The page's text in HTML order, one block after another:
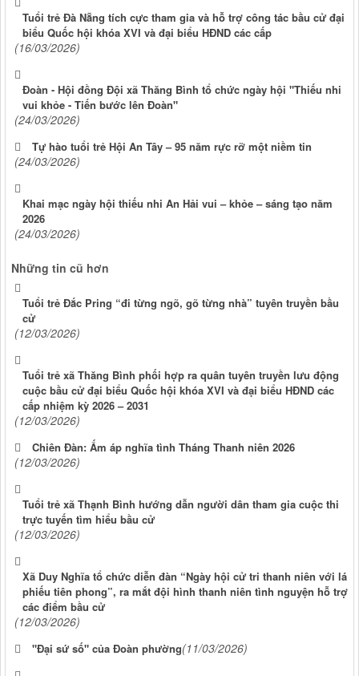
Tuổi trẻ Đà Nẵng tích cực tham gia và hỗ trợ công tác bầu cử đại
biểu Quốc hội khóa XVI và đại biểu HĐND các cấp
(16/03/2026)
Đoàn - Hội đồng Đội xã Thăng Bình tổ chức ngày hội "Thiếu nhi
vui khỏe - Tiến bước lên Đoàn"
(24/03/2026)
Tự hào tuổi trẻ Hội An Tây – 95 năm rực rỡ một niềm tin
(24/03/2026)
Khai mạc ngày hội thiếu nhi An Hải vui – khỏe – sáng tạo năm
2026
(24/03/2026)
Những tin cũ hơn
Tuổi trẻ Đắc Pring “đi từng ngõ, gõ từng nhà” tuyên truyền bầu
cử
(12/03/2026)
Tuổi trẻ xã Thăng Bình phối hợp ra quân tuyên truyền lưu động
cuộc bầu cử đại biểu Quốc hội khóa XVI và đại biểu HĐND các
cấp nhiệm kỳ 2026 – 2031
(12/03/2026)
Chiên Đàn: Ấm áp nghĩa tình Tháng Thanh niên 2026
(12/03/2026)
Tuổi trẻ xã Thạnh Bình hướng dẫn người dân tham gia cuộc thi
trực tuyến tìm hiểu bầu cử
(12/03/2026)
Xã Duy Nghĩa tổ chức diễn đàn “Ngày hội cử tri thanh niên với lá
phiếu tiên phong”, ra mắt đội hình thanh niên tình nguyện hỗ trợ
các điểm bầu cử
(12/03/2026)
"Đại sứ số" của Đoàn phường(11/03/2026)